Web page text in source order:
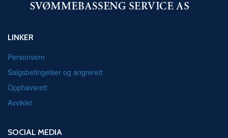
LINKER
Personvern
Salgsbetingelser og angrerett
Opphavsrett
Avviklet
SOCIAL MEDIA